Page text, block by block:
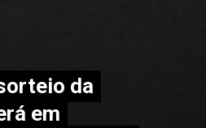
da
em
da
em